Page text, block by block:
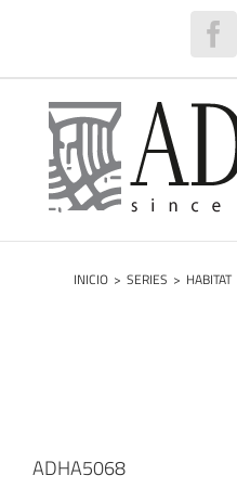
INICIO > SERIES > HABITAT
ADHA5068